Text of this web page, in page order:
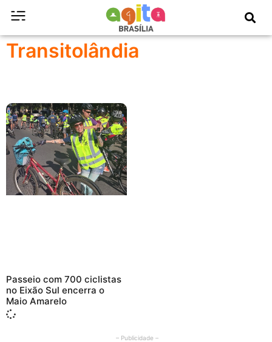
Transitolândia
Passeio com 700 ciclistas
no Eixão Sul encerra o
Maio Amarelo
– Publicidade –